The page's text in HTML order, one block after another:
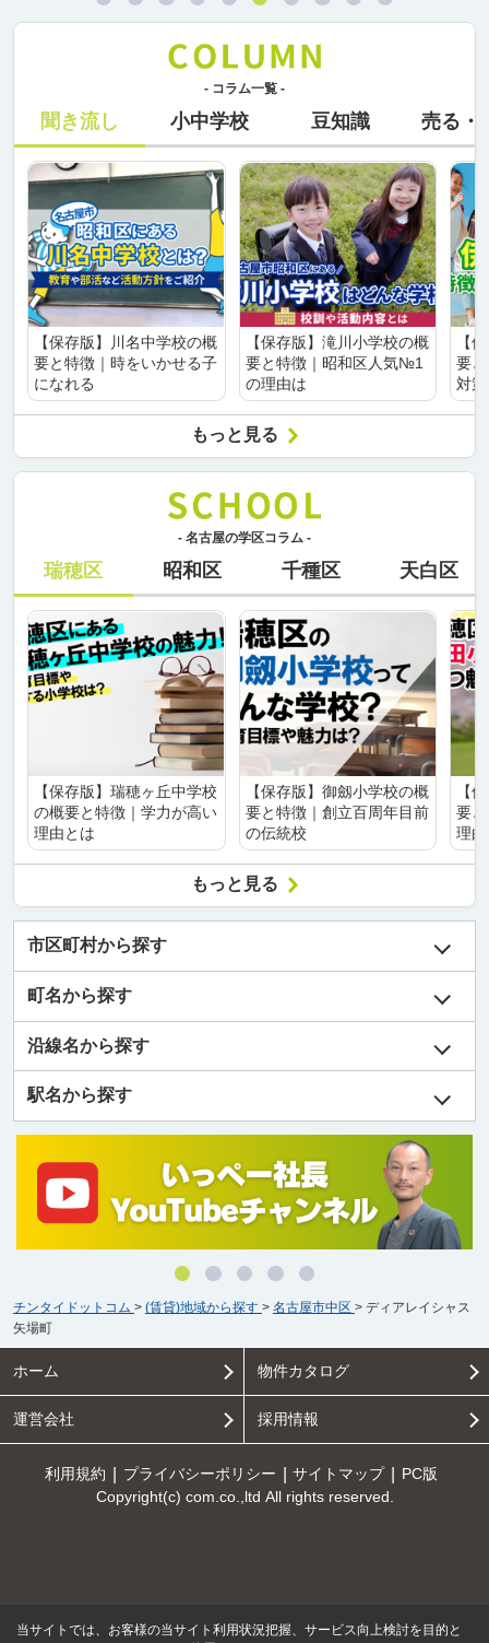
- コラム一覧 -
聞き流し 小中学校 豆知識 売る・
【保存版】川名中学校の概
要と特徴｜時をいかせる子
になれる
【保存版】滝川小学校の概
要と特徴｜昭和区人気№1
の理由は
【
要
対
もっと見る
- 名古屋の学区コラム -
瑞穂区 昭和区 千種区 天白区
【保存版】瑞穂ヶ丘中学校
の概要と特徴｜学力が高い
理由とは
【保存版】御劔小学校の概
要と特徴｜創立百周年目前
の伝統校
【
要
理
もっと見る
市区町村から探す
町名から探す
沿線名から探す
駅名から探す
チンタイドットコム > (賃貸)地域から探す > 名古屋市中区 > ディアレイシャス
矢場町
ホーム 物件カタログ
運営会社 採用情報
利用規約 プライバシーポリシー サイトマップ
PC版
Copyright(c) com.co.,ltd All rights reserved.
当サイトでは、お客様の当サイト利用状況把握、サービス向上検討を目的と